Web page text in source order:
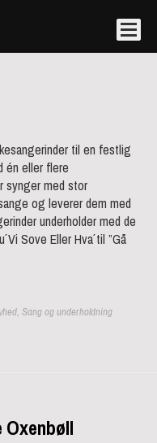
til en festlig
én eller flere
synger med stor
og leverer dem med
underholder med de
Sove Eller Hva´ til ”Gå
, Sang og underholdning